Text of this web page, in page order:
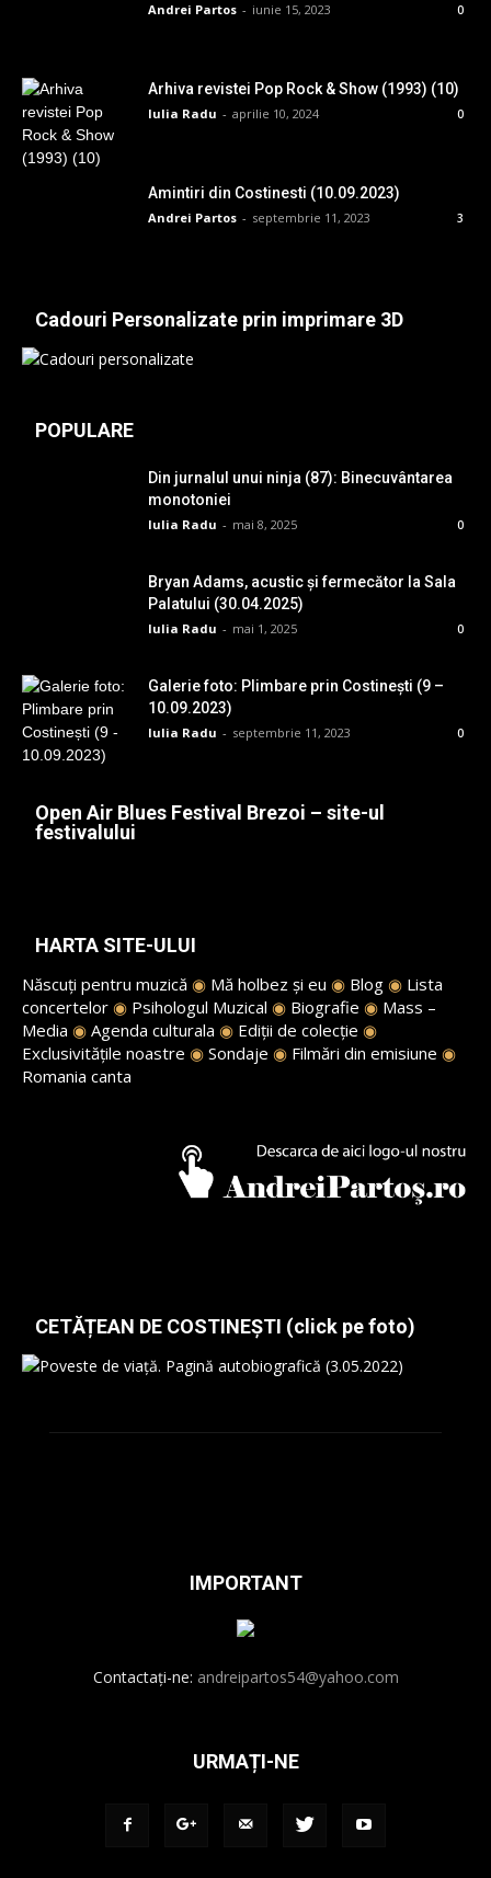
Andrei Partos - iunie 15, 2023 0
Arhiva revistei Pop Rock & Show (1993) (10)
Iulia Radu - aprilie 10, 2024 0
Amintiri din Costinesti (10.09.2023)
Andrei Partos - septembrie 11, 2023 3
Cadouri Personalizate prin imprimare 3D
POPULARE
Din jurnalul unui ninja (87): Binecuvântarea
monotoniei
Iulia Radu - mai 8, 2025 0
Bryan Adams, acustic și fermecător la Sala
Palatului (30.04.2025)
Iulia Radu - mai 1, 2025 0
Galerie foto: Plimbare prin Costinești (9 –
10.09.2023)
Iulia Radu - septembrie 11, 2023 0
Open Air Blues Festival Brezoi – site-ul
festivalului
HARTA SITE-ULUI
Născuți pentru muzică ◉ Mă holbez și eu ◉ Blog ◉ Lista
concertelor ◉ Psihologul Muzical ◉ Biografie ◉ Mass –
Media ◉ Agenda culturala ◉ Ediții de colecție ◉
Exclusivitățile noastre ◉ Sondaje ◉ Filmări din emisiune ◉
Romania canta
CETĂȚEAN DE COSTINEȘTI (click pe foto)
IMPORTANT
Contactați-ne: andreipartos54@yahoo.com
URMAȚI-NE